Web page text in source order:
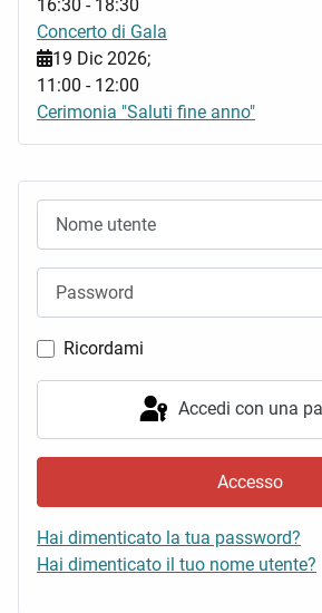
Ricordami
Accedi con una
Accesso
Hai dimenticato la tua password?
Hai dimenticato il tuo nome utente?
16:30 - 18:30
Concerto di Gala
19 Dic 2026;
11:00 - 12:00
Cerimonia "Saluti fine anno"